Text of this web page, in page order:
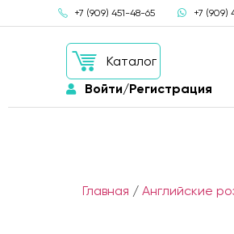
+7 (909) 451-48-65 +7 (909)
Каталог
Войти/Регистрация
Главная / Английские